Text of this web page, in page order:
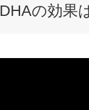
DHAの効果